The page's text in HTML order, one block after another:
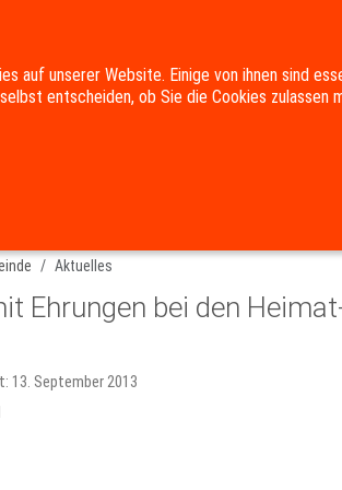
DIE GEMEINDE RATHAUS &
Aktuelles
Ehrungen bei den
13. September 2013
auf unserer Website. Einige von ihnen sind
entscheiden, ob Sie die Cookies